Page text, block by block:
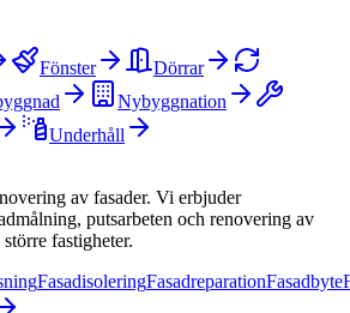
Fönster
Dörrar
Nybyggnation
Underhåll
av fasader. Vi erbjuder
putsarbeten och renovering av
fastigheter.
FasadisoleringFasadreparationFasadbyte